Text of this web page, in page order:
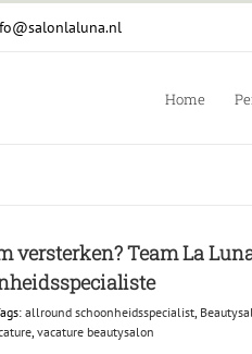
Home
versterken? Team La
allround schoonheidsspecialist,
, vacature beautysalon